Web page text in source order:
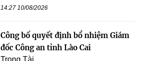
14:27 10/08/2026
Công bố quyết định bổ nhiệm Giám
đốc Công an tỉnh Lào Cai
Trọng Tài